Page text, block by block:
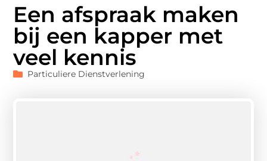
Een afspraak maken
bij een kapper met
veel kennis
Particuliere Dienstverlening